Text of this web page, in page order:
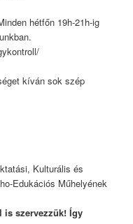
hétfőn 19h-21h-ig
kíván sok szép
Kulturális és
Edukációs Műhelyének
is szervezzük! Így